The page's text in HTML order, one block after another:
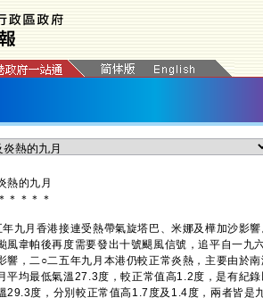
熱的九月
＊ ＊ ＊ ＊ ＊
月香港接連受熱帶氣旋塔巴、米娜及樺加沙影響
風韋帕後再度需要發出十號颶風信號，追平自一九
響，二○二五年九月本港仍較正常炎熱，主要由於
平均最低氣溫27.3度，較正常值高1.2度，是有紀
29.3度，分別較正常值高1.7度及1.4度，兩者皆是